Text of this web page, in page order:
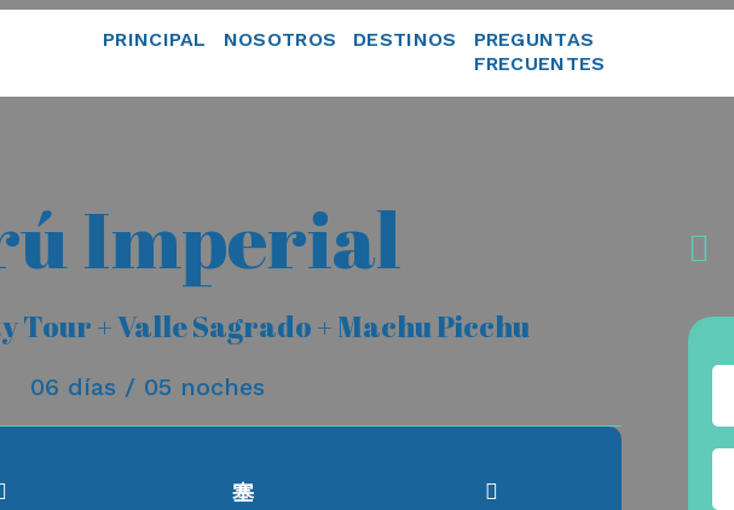
PRINCIPAL NOSOTROS DESTINOS
PREGUNTAS
FRECUENTES
Imperial
Tour + Valle Sagrado + Machu Picchu
06 días / 05 noches